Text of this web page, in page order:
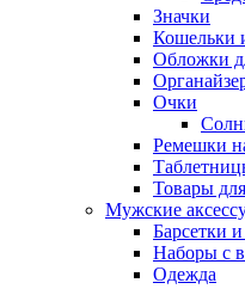
Значки
Кошельки
Обложки
Очки
Ремешки
Товары
Мужские
Барсетки
Наборы с
Одежда